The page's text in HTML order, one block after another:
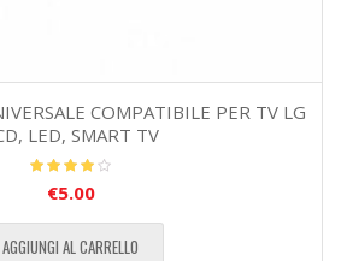
COMPATIBILE PER TV LG
LED, SMART TV
Valutato
5
€5.00
AGGIUNGI AL CARRELLO